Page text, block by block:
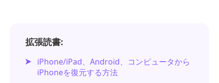
拡張読書:
iPhone/iPad、Android、コンピュータから
iPhoneを復元する方法